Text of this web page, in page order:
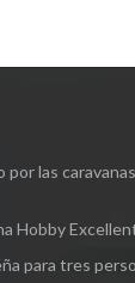
las
Hobby
para tres